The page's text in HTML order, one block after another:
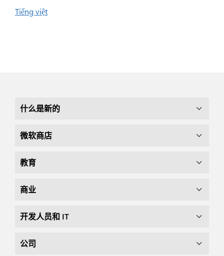
Tiếng việt
什么是新的
微软商店
教育
商业
开发人员和 IT
公司